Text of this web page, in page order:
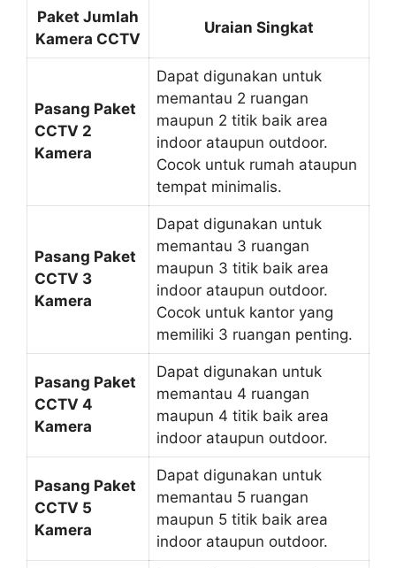
Paket Jumlah
Kamera CCTV
Uraian Singkat
Pasang Paket
CCTV 2
Kamera
Dapat digunakan untuk
memantau 2 ruangan
maupun 2 titik baik area
indoor ataupun outdoor.
Cocok untuk rumah ataupun
tempat minimalis.
Pasang Paket
CCTV 3
Kamera
Dapat digunakan untuk
memantau 3 ruangan
maupun 3 titik baik area
indoor ataupun outdoor.
Cocok untuk kantor yang
memiliki 3 ruangan penting.
Pasang Paket
CCTV 4
Kamera
Dapat digunakan untuk
memantau 4 ruangan
maupun 4 titik baik area
indoor ataupun outdoor.
Pasang Paket
CCTV 5
Kamera
Dapat digunakan untuk
memantau 5 ruangan
maupun 5 titik baik area
indoor ataupun outdoor.